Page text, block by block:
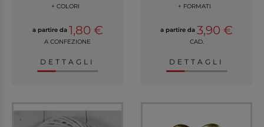
+ COLORI
a partire da 1,80 €
A CONFEZIONE
DETTAGLI
+ FORMATI
a partire da 3,90 €
CAD.
DETTAGLI